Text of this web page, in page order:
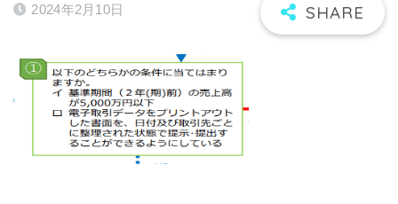
2024年2月10日